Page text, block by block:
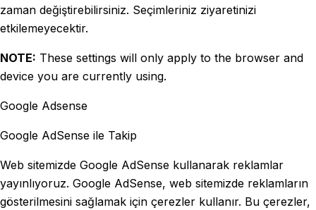
zaman değiştirebilirsiniz. Seçimleriniz ziyaretinizi
etkilemeyecektir.
NOTE: These settings will only apply to the browser and
device you are currently using.
Google Adsense
Google AdSense ile Takip
Web sitemizde Google AdSense kullanarak reklamlar
yayınlıyoruz. Google AdSense, web sitemizde reklamların
gösterilmesini sağlamak için çerezler kullanır. Bu çerezler,